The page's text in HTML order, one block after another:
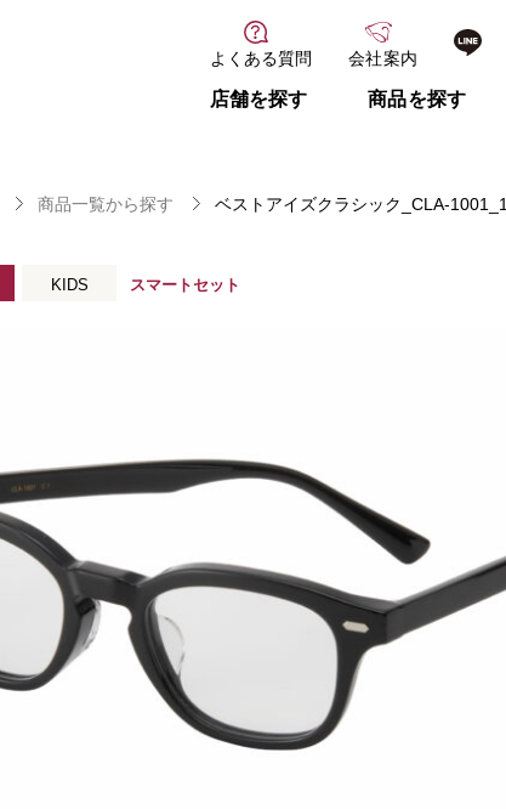
よくある質問 会社案内
店舗を探す 商品を探す
商品一覧から探す ベストアイズクラシック_CLA-1001_1
KIDS スマートセット